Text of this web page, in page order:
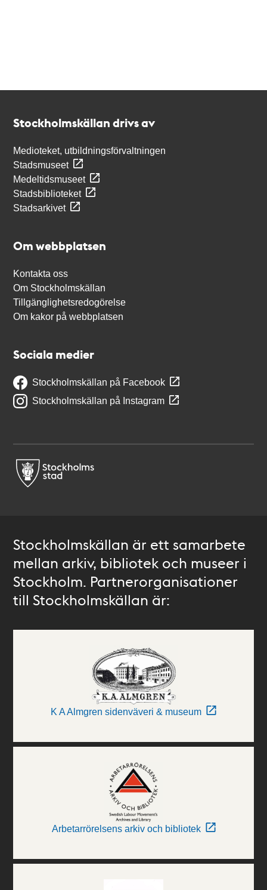
Stockholmskällan drivs av
Medioteket, utbildningsförvaltningen
Stadsmuseet
Medeltidsmuseet
Stadsbiblioteket
Stadsarkivet
Om webbplatsen
Kontakta oss
Om Stockholmskällan
Tillgänglighetsredogörelse
Om kakor på webbplatsen
Sociala medier
Stockholmskällan på Facebook
Stockholmskällan på Instagram
Stockholmskällan är ett samarbete
mellan arkiv, bibliotek och museer i
Stockholm. Partnerorganisationer
till Stockholmskällan är:
K A Almgren sidenväveri & museum
Arbetarrörelsens arkiv och bibliotek